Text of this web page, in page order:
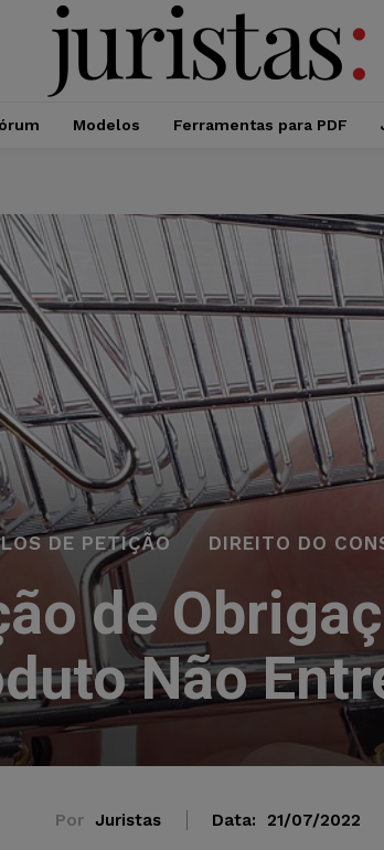
Modelos Ferramentas para PDF
DE PETIÇÃO DIREITO DO
de
Não
Por Juristas Data: 21/07/2022